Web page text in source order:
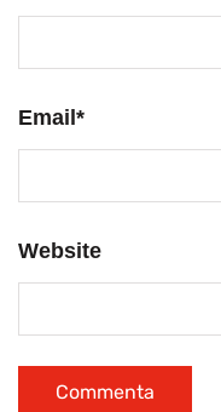
Email *
Website